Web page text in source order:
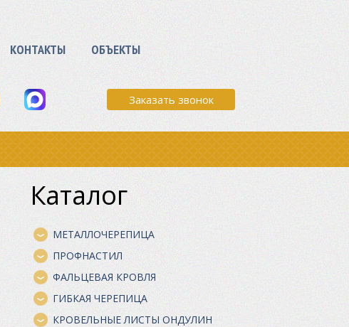
КОНТАКТЫ ОБЪЕКТЫ
Заказать звонок
Каталог
МЕТАЛЛОЧЕРЕПИЦА
ПРОФНАСТИЛ
ФАЛЬЦЕВАЯ КРОВЛЯ
ГИБКАЯ ЧЕРЕПИЦА
КРОВЕЛЬНЫЕ ЛИСТЫ ОНДУЛИН